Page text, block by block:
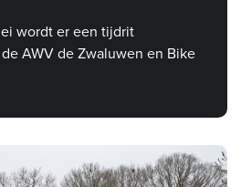
wordt er een tijdrit
AWV de Zwaluwen en Bike